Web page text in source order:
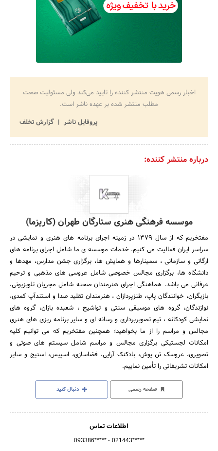
اخبار رسمی هویت منتشر کننده را تایید می‌کند ولی مسئولیت صحت
مطلب منتشر شده بر عهده ناشر است.
پروفایل ناشر
گزارش تخلف
درباره منتشر کننده:
موسسه فرهنگی هنری ستارگان طهران (کاریزما)
مفتخریم که از سال 1379 در زمینه اجرای برنامه های هنری و نمایشی در
سراسر ایران فعالیت می کنیم. خدمات موسسه ی ما شامل اجرای برنامه های
ارگانی و سازمانی ، سمینارها و همایش ها، برگزاری جشن مدارس، مهدها و
دانشگاه ها، برگزاری مجالس خصوصی شامل عروسی های مذهبی و ترحیم
عرفانی می باشد. هماهنگی اجرای هنرمندان صحنه شامل مجریان تلویزیونی،
بازیگران، خوانندگان پاپ، طنزپردازان ، هنرمندان تقلید صدا و استندآپ کمدی،
نوازندگان، گروه های موسیقی سنتی و تواشیح ، شعبده بازان، گروه های
نمایشی کودکانه ، تیم تصویربرداری و رسانه ای و سایر برنامه ریزی های هنری
مجالس و مراسم را از ما بخواهید؛ همچنین مفتخریم که می توانیم کلیه
امکانات لجستیکی برگزاری مجالس و مراسم شامل سیستم های صوتی و
تصویری، عروسک تن پوش، بادکنک آرایی، فضاسازی، اسپیس، استیج و سایر
امکانات تشریفاتی را تأمین نماییم.
صفحه رسمی دنبال کنید
اطلاعات تماس
093386***** - 021443*****